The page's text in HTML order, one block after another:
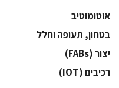
אוטומוטיב
בטחון, תעופה וחלל
‫יצור (‪(FABs‬‬
‫רכיבים‬ (IOT)